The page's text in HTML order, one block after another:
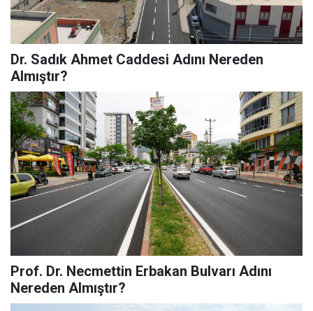
Dr. Sadık Ahmet Caddesi Adını Nereden
Almıştır?
Prof. Dr. Necmettin Erbakan Bulvarı Adını
Nereden Almıştır?